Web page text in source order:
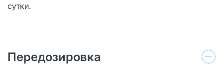
сутки.
Передозировка